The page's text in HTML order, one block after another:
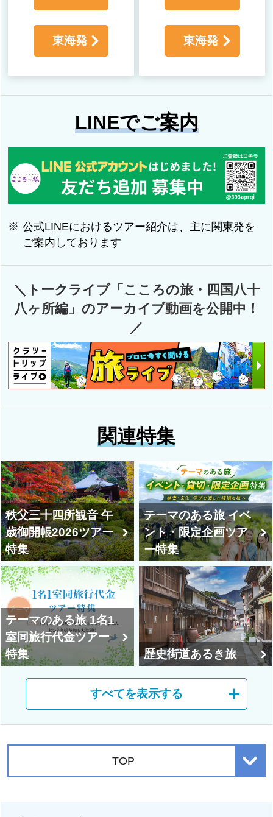
東海発 東海発
LINEでご案内
公式LINEにおけるツアー紹介は、主に関東発を
ご案内しております
＼トークライブ「こころの旅・四国八十
八ヶ所編」のアーカイブ動画を公開中！
／
関連特集
秩父三十四所観音 午
歳御開帳2026ツアー
特集
テーマのある旅 イベ
ント・限定企画ツア
ー特集
テーマのある旅 1名1
室同旅行代金ツアー
特集
歴史街道あるき旅
神社仏閣めぐり（御
開帳・特別拝観）の
すべてを表示する
TOP